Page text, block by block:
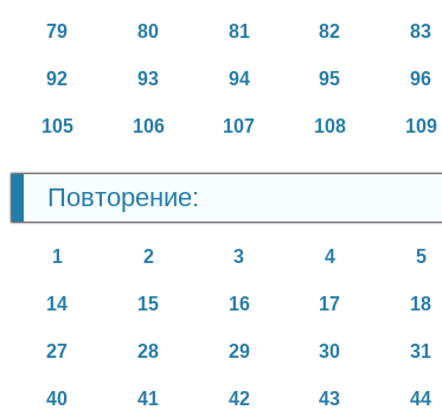
79 80 81 82 83
92 93 94 95 96
105 106 107 108 109
Повторение:
1 2 3 4 5
14 15 16 17 18
27 28 29 30 31
40 41 42 43 44